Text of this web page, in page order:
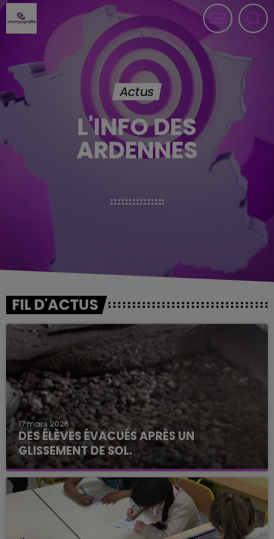
Actus
L'INFO DES
ARDENNES
FIL D'ACTUS
17 mars 2026
DES ÉLÈVES ÉVACUÉS APRÈS UN
GLISSEMENT DE SOL.